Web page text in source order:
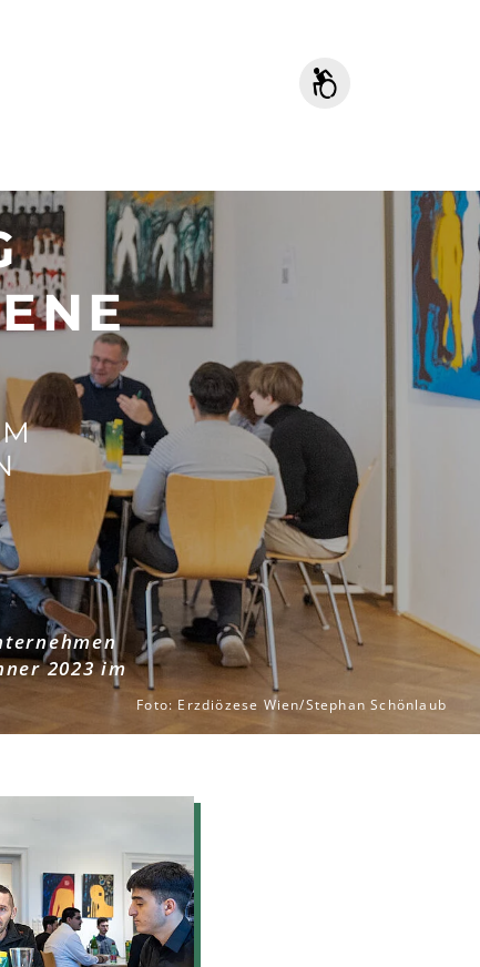
Foto: Erzdiözese Wien/Stephan Schönlaub
2023 im